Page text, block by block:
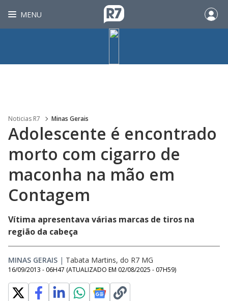
MENU
Noticias R7 Minas Gerais
Adolescente é encontrado
morto com cigarro de
maconha na mão em
Contagem
Vítima apresentava várias marcas de tiros na
região da cabeça
MINAS GERAIS | Tabata Martins, do R7 MG
16/09/2013 - 06H47 (ATUALIZADO EM 02/08/2025 - 07H59)